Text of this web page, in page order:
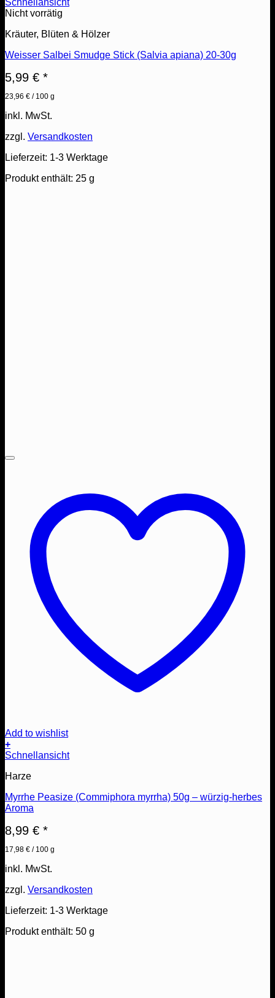
Schnellansicht
Nicht vorrätig
Kräuter, Blüten & Hölzer
Weisser Salbei Smudge Stick (Salvia apiana) 20-30g
5,99 € *
23,96 € / 100 g
inkl. MwSt.
zzgl. Versandkosten
Lieferzeit: 1-3 Werktage
Produkt enthält: 25 g
Add to wishlist
+
Schnellansicht
Harze
Myrrhe Peasize (Commiphora myrrha) 50g – würzig-herbes
Aroma
8,99 € *
17,98 € / 100 g
inkl. MwSt.
zzgl. Versandkosten
Lieferzeit: 1-3 Werktage
Produkt enthält: 50 g